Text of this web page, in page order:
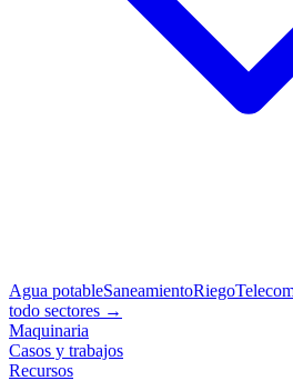
Agua potableSaneamientoRiego
todo sectores →
Maquinaria
Casos y trabajos
Recursos